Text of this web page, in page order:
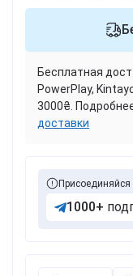
Бесплатная
PowerPlay,
3000₴.
доставки
Присоединяйся
1000+